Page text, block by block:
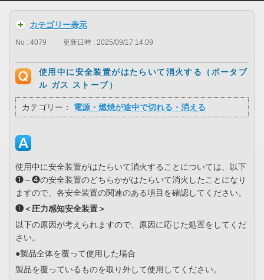
カテゴリー表示
No : 4079 更新日時 : 2025/09/17 14:09
使用中に安全装置がはたらいて消火する（ポータブ
ル ガス ストーブ）
カテゴリー： 電源・燃焼が途中で切れる・消える
使用中に安全装置がはたらいて消火することについては、以下
❶～❹の安全装置のどちらかがはたらいて消火したことになり
ますので、各安全装置の関連のある項目を確認してください。
❶＜圧力感知安全装置＞
以下の原因が考えられますので、原因に応じた処置をしてくだ
さい。
●製品全体を覆って使用した場合
製品を覆っているものを取り外して使用してください。